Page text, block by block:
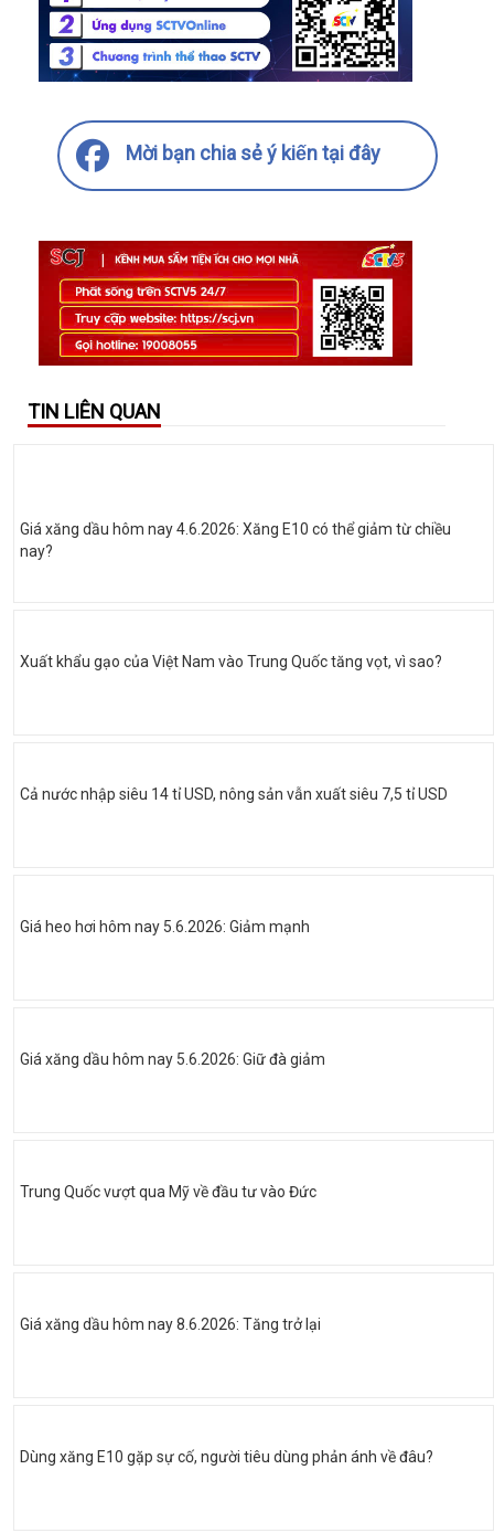
Mời bạn chia sẻ ý kiến tại đây
TIN LIÊN QUAN
Giá xăng dầu hôm nay 4.6.2026: Xăng E10 có thể giảm từ chiều
nay?
Xuất khẩu gạo của Việt Nam vào Trung Quốc tăng vọt, vì sao?
Cả nước nhập siêu 14 tỉ USD, nông sản vẫn xuất siêu 7,5 tỉ USD
Giá heo hơi hôm nay 5.6.2026: Giảm mạnh
Giá xăng dầu hôm nay 5.6.2026: Giữ đà giảm
Trung Quốc vượt qua Mỹ về đầu tư vào Đức
Giá xăng dầu hôm nay 8.6.2026: Tăng trở lại
Dùng xăng E10 gặp sự cố, người tiêu dùng phản ánh về đâu?